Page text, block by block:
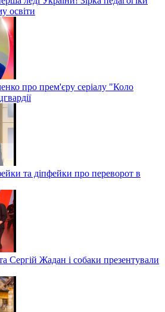
освіти
про прем'єру серіалу "Коло
та діпфейки про переворот в
Сергій Жадан і собаки презентували